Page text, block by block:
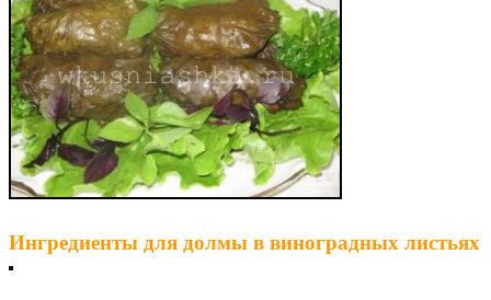
Ингредиенты для долмы в виноградных листьях